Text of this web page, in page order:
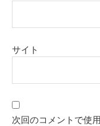
サイト
次回のコメントで使